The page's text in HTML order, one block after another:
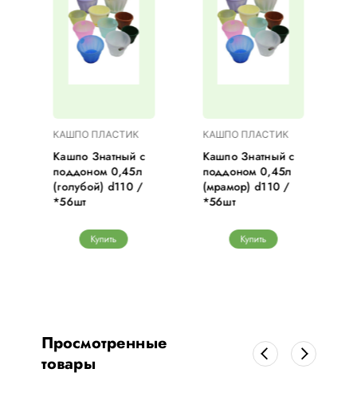
КАШПО ПЛАСТИК
Кашпо Знатный с
поддоном 0,45л
(голубой) d110 /
*56шт
Купить
КАШПО ПЛАСТИК
Кашпо Знатный с
поддоном 0,45л
(мрамор) d110 /
*56шт
Купить
Просмотренные
товары